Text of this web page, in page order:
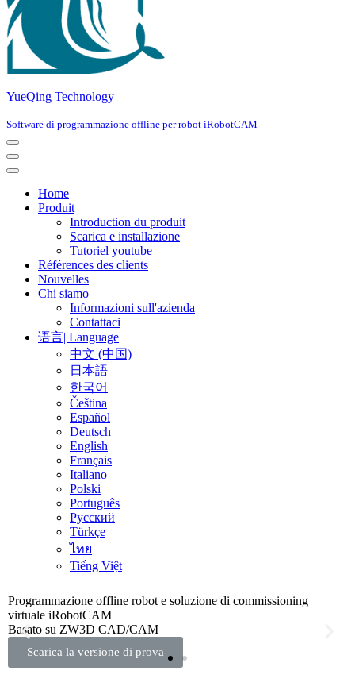
YueQing Technology
Software di programmazione offline per robot iRobotCAM
Home
Produit
Introduction du produit
Scarica e installazione
Tutoriel youtube
Références des clients
Nouvelles
Chi siamo
Informazioni sull'azienda
Contattaci
语言| Language
中文 (中国)
日本語
한국어
Čeština
Español
Deutsch
English
Français
Italiano
Polski
Português
Русский
Türkçe
ไทย
Tiếng Việt
Programmazione offline robot e soluzione di commissioning
virtuale iRobotCAM
Basato su ZW3D CAD/CAM
Scarica la versione di prova